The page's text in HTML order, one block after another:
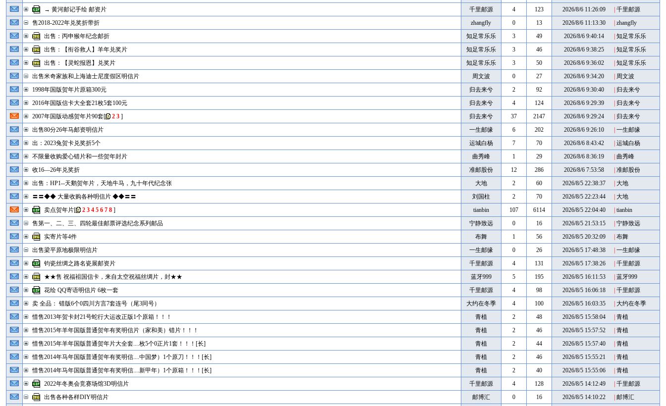
千里邮源
4 123 2026/8/6 11:26:09 千里邮源
→ 黄河邮记手绘 邮资片
zhangfly
0 13 2026/8/6 11:13:30 zhangfly
售2018-2022年兑奖折带折
知足常乐乐
3 49 2026/8/6 9:40:14 知足常乐乐
出售：丙申猴年纪念邮折
知足常乐乐
3 46 2026/8/6 9:38:25 知足常乐乐
出售：【衔谷救人】羊年兑奖片
知足常乐乐
3 50 2026/8/6 9:36:02 知足常乐乐
出售：【灵蛇报恩】兑奖片
周文波
0 27 2026/8/6 9:34:20 周文波
出售米奇家族和上海迪士尼度假区明信片
归去来兮
2 92 2026/8/6 9:30:40 归去来兮
1998年国版贺年片原箱300元
归去来兮
4 124 2026/8/6 9:29:39 归去来兮
2016年国版信卡大全套21枚5套100元
归去来兮
37 2147 2026/8/6 9:29:24 归去来兮
2007年国版动感贺年片90套[ 2 3 ]
一生邮缘
6 202 2026/8/6 9:26:10 一生邮缘
出售80分26年马邮资明信片
运城白杨
7 70 2026/8/6 8:43:42 运城白杨
出：2023兔贺卡兑奖折5个
曲秀峰
1 29 2026/8/6 8:36:19 曲秀峰
不限量收购爱心错片和一些贺年封片
准邮股份
12 286 2026/8/6 7:53:58 准邮股份
收16—26年兑奖折
大地
2 60 2026/8/5 22:38:37 大地
出售：HP1--天鹅贺年片，天地牛马，九十年代纪念张
刘国柱
2 70 2026/8/5 22:23:44 大地
〓〓◆◆ 大量收购各种明信片 ◆◆〓〓
tianbin
107 6114 2026/8/5 22:04:40 tianbin
卖点贺年片[ 2 3 4 5 6 7 8 ]
宁静致远
0 16 2026/8/5 21:53:15 宁静致远
售第一、二、三、四轮最佳邮票评选纪念系列邮品
布舞
1 56 2026/8/5 20:32:09 布舞
实寄片等4件
一生邮缘
0 26 2026/8/5 17:48:38 一生邮缘
出售梁平原地极限明信片
千里邮源
4 131 2026/8/5 17:38:26 千里邮源
钧瓷丝绸之路名瓷展邮资片
蓝牙999
5 195 2026/8/5 16:11:53 蓝牙999
★★售 祝福袓国信卡，来自太空祝福丝绸片，封★★
千里邮源
4 98 2026/8/5 16:06:18 千里邮源
花绘 QQ寄语明信片 6枚一套
大约在冬季
4 100 2026/8/5 16:03:35 大约在冬季
卖 全品： 错版6个0四川方言7套连号（尾3同号）
青植
2 48 2026/8/5 15:58:04 青植
惜售2013年贺卡封21号蛇行大运改正版1个原箱！！！
青植
2 46 2026/8/5 15:57:52 青植
惜售2015年羊年国版普通贺年有奖明信片（家和美）错片！！！
青植
2 44 2026/8/5 15:57:40 青植
惜售2015年羊年国版普通贺年片大全套....枚5个0正片1套！！！[长]
青植
2 46 2026/8/5 15:55:21 青植
惜售2014年马年国版普通贺年有奖明信....中国梦）1个原刀！！！[长]
青植
2 40 2026/8/5 15:55:06 青植
惜售2014年马年国版普通贺年有奖明信....新甲年）1个原箱！！！[长]
千里邮源
4 128 2026/8/5 14:12:49 千里邮源
2022年冬奥会竞赛场馆3D明信片
邮博汇
0 16 2026/8/5 14:10:22 邮博汇
出售各种各样DIY明信片